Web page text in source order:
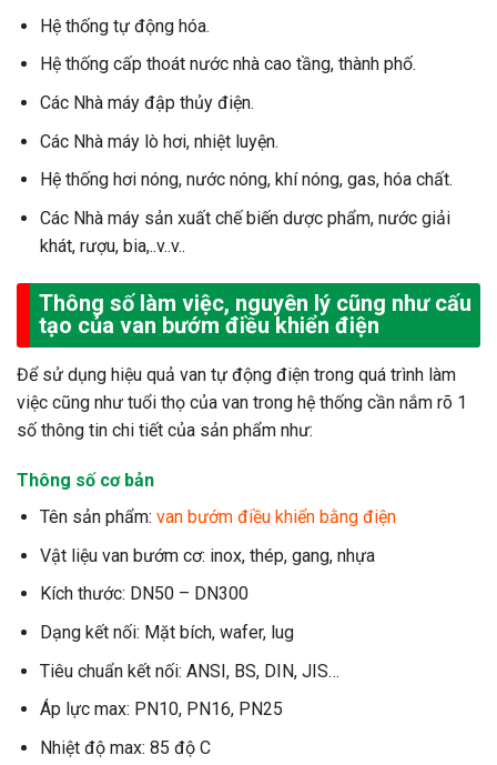
Hệ thống tự động hóa.
Hệ thống cấp thoát nước nhà cao tầng, thành phố.
Các Nhà máy đập thủy điện.
Các Nhà máy lò hơi, nhiệt luyện.
Hệ thống hơi nóng, nước nóng, khí nóng, gas, hóa chất.
Các Nhà máy sản xuất chế biến dược phẩm, nước giải
khát, rượu, bia,..v..v..
Thông số làm việc, nguyên lý cũng như cấu
tạo của van bướm điều khiển điện
Để sử dụng hiệu quả van tự động điện trong quá trình làm
việc cũng như tuổi thọ của van trong hệ thống cần nắm rõ 1
số thông tin chi tiết của sản phẩm như:
Thông số cơ bản
Tên sản phẩm: van bướm điều khiển bằng điện
Vật liệu van bướm cơ: inox, thép, gang, nhựa
Kích thước: DN50 – DN300
Dạng kết nối: Mặt bích, wafer, lug
Tiêu chuẩn kết nối: ANSI, BS, DIN, JIS…
Áp lực max: PN10, PN16, PN25
Nhiệt độ max: 85 độ C